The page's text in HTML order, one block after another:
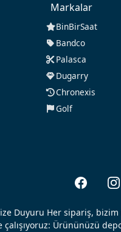
Markalar
BinBirSaat
Bandco
Palasca
Dugarry
Chronexis
Golf
Duyuru Her sipariş,
Ürününüzü